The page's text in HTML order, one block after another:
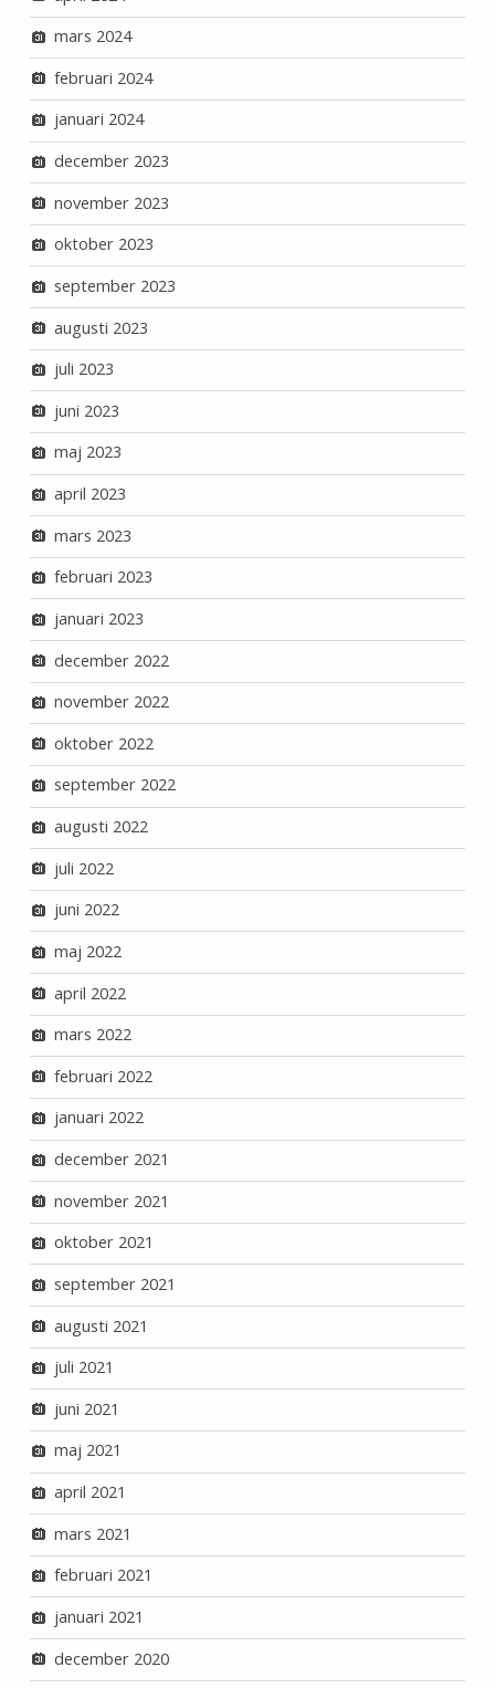
mars 2024
februari 2024
januari 2024
december 2023
november 2023
oktober 2023
september 2023
augusti 2023
juli 2023
juni 2023
maj 2023
april 2023
mars 2023
februari 2023
januari 2023
december 2022
november 2022
oktober 2022
september 2022
augusti 2022
juli 2022
juni 2022
maj 2022
april 2022
mars 2022
februari 2022
januari 2022
december 2021
november 2021
oktober 2021
september 2021
augusti 2021
juli 2021
juni 2021
maj 2021
april 2021
mars 2021
februari 2021
januari 2021
december 2020